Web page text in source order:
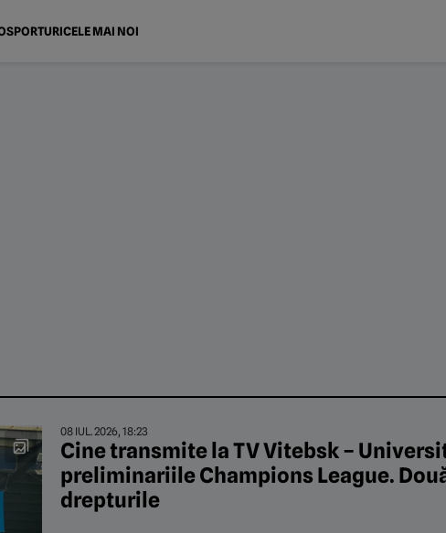
SPORTURICELE MAI NOI
08 IUL. 2026, 18:23
Cine transmite la TV Vitebsk –
preliminariile Champions League.
drepturile